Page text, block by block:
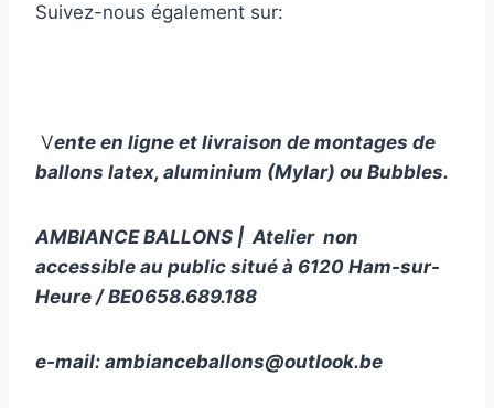
Suivez-nous également sur:
Vente en ligne et livraison de montages de
ballons latex, aluminium (Mylar) ou Bubbles.
AMBIANCE BALLONS | Atelier non
accessible au public situé à 6120 Ham-sur-
Heure / BE0658.689.188
e-mail: ambianceballons@outlook.be